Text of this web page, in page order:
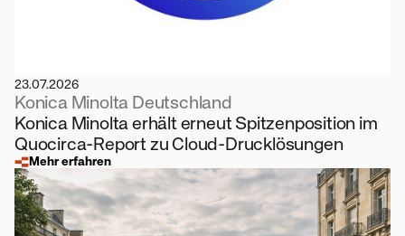
23.07.2026
Konica Minolta Deutschland
Konica Minolta erhält erneut Spitzenposition im
Quocirca-Report zu Cloud-Drucklösungen
Mehr erfahren